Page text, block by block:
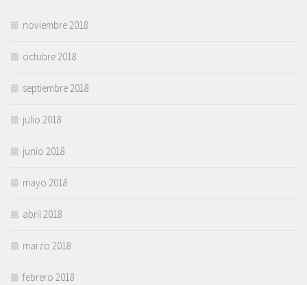
noviembre 2018
octubre 2018
septiembre 2018
julio 2018
junio 2018
mayo 2018
abril 2018
marzo 2018
febrero 2018